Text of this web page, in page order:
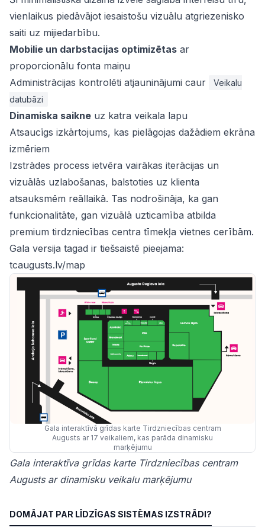
vienlaikus piedāvājot iesaistošu vizuālu atgriezenisko
saiti uz mijiedarbību.
Mobilie un darbstacijas optimizētas ar
proporcionālu fonta maiņu
Administrācijas kontrolēti atjauninājumi caur
Veikalu
datubāzi
Dinamiska saikne uz katra veikala lapu
Atsaucīgs izkārtojums, kas pielāgojas dažādiem ekrāna
izmēriem
Izstrādes process ietvēra vairākas iterācijas un
vizuālās uzlabošanas, balstoties uz klienta
atsauksmēm reāllaikā. Tas nodrošināja, ka gan
funkcionalitāte, gan vizuālā uzticamība atbilda
premium tirdzniecības centra tīmekļa vietnes cerībām.
Gala versija tagad ir tiešsaistē pieejama:
tcaugusts.lv/map
Gala interaktīvā grīdas karte Tirdzniecības centram
Augusts ar 17 veikaliem, kas parāda dinamisku
marķējumu
Gala interaktīva grīdas karte Tirdzniecības centram
Augusts ar dinamisku veikalu marķējumu
DOMĀJAT PAR LĪDZĪGAS SISTĒMAS IZSTRĀDI?